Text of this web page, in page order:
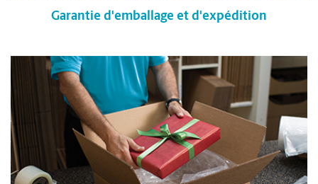
Garantie d'emballage et d'expédition